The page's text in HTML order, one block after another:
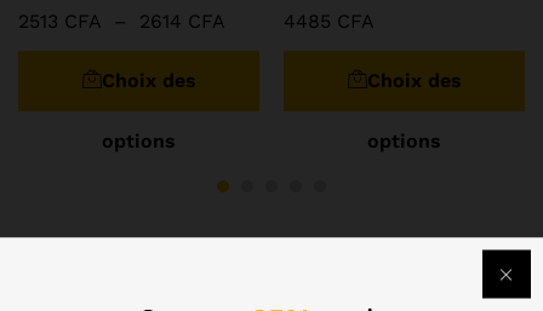
2513 CFA – 2614 CFA
Choix des
options
4485 CFA
Choix des
options